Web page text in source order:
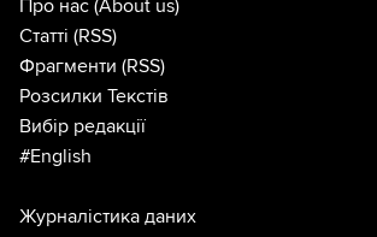
Про нас (About us)
Статті (RSS)
Фрагменти (RSS)
Розсилки Текстів
Вибір редакції
#English
Журналістика даних